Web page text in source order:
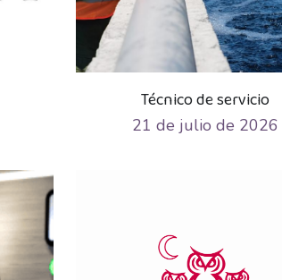
Técnico de servicio
21 de julio de 2026